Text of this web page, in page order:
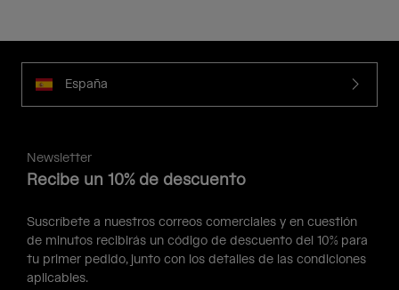
España
Newsletter
Recibe un 10% de descuento
Suscríbete a nuestros correos comerciales y en cuestión
de minutos recibirás un código de descuento del 10% para
tu primer pedido, junto con los detalles de las condiciones
aplicables.